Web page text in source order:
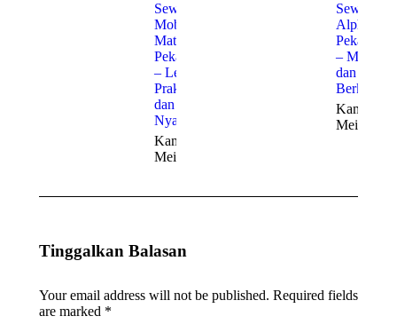
Sewa
Mobil
Matic
Pekanbaru
– Lebih
Praktis
dan
Nyaman
Kamis, 21
Mei 2026
Sewa
Alphard
Pekanbaru
– Mewah
dan
Berkelas
Kamis, 21
Mei 2026
Tinggalkan Balasan
Your email address will not be published. Required fields
are marked *